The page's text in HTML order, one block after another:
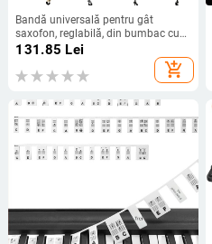
Bandă universală pentru gât
saxofon, reglabilă, din bumbac cu
elemente metalice, design brodat,
131.85 Lei
add_shopping_cart